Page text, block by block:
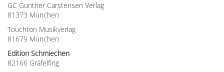
GC Gunther Carstensen Verlag
81373 München
Touchton Musikverlag
81679 München
Edition Schmiechen
82166 Gräfelfing